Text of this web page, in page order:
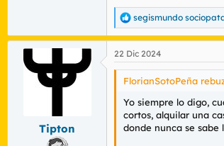
R
e
a
c
c
n
e
segismundo
Tipton
22 Dic 2024
FlorianSotoPeña
Yo siempre lo digo,
cortos, alquilar una
donde nunca se sabe